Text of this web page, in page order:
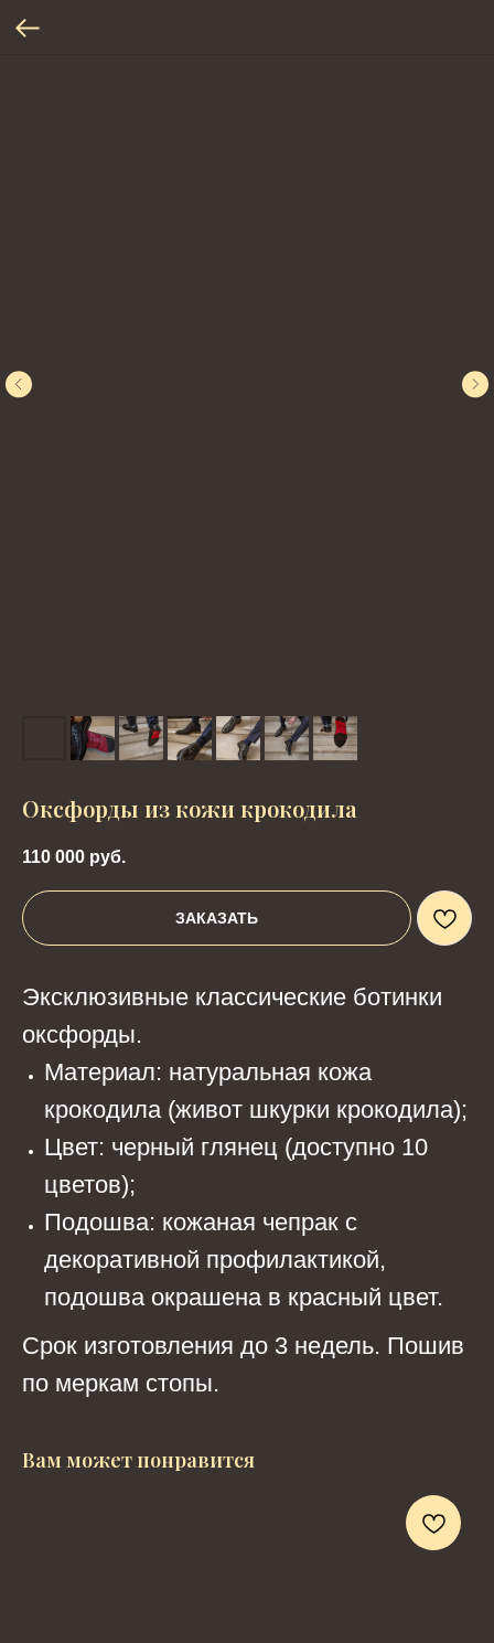
Оксфорды из кожи крокодила
110 000 руб.
ЗАКАЗАТЬ
Эксклюзивные классические ботинки
оксфорды.
Материал: натуральная кожа
крокодила (живот шкурки крокодила);
Цвет: черный глянец (доступно 10
цветов);
Подошва: кожаная чепрак с
декоративной профилактикой,
подошва окрашена в красный цвет.
Срок изготовления до 3 недель. Пошив
по меркам стопы.
Вам может понравится